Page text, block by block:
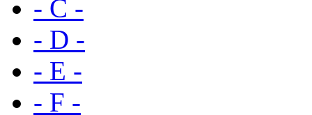
- C -
- D -
- E -
- F -